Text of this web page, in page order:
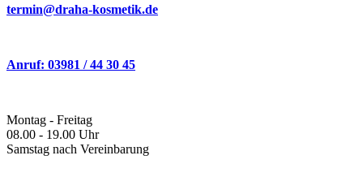
termin@draha-kosmetik.de
Anruf: 03981 / 44 30 45
Montag - Freitag
08.00 - 19.00 Uhr
Samstag nach Vereinbarung